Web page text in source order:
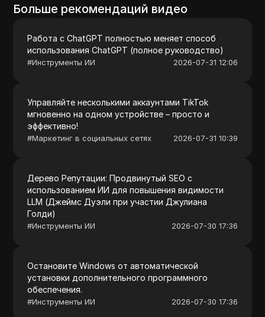
Больше рекомендаций видео
Работа с ChatGPT полностью меняет способ
использования ChatGPT (полное руководство)
#Инструменты ИИ 2026-07-31 12:06
Управляйте несколькими аккаунтами TikTok
мгновенно на одном устройстве – просто и
эффективно!
#Маркетинг в социальных сетях 2026-07-31 10:39
Дерево Репутации: Продвинутый SEO с
использованием ИИ для повышения видимости
LLM (Джеймс Дуэли при участии Джулиана
Голди)
#Инструменты ИИ 2026-07-30 17:36
Остановите Windows от автоматической
установки дополнительного программного
обеспечения.
#Инструменты ИИ 2026-07-30 17:36